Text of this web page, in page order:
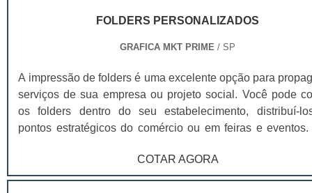
FOLDERS PERSONALIZADOS
GRAFICA MKT PRIME / SP
A impressão de folders é uma excelente opção para
serviços de sua empresa ou projeto social. Você pode
os folders dentro do seu estabelecimento, distribuí-
pontos estratégicos do comércio ou em feiras e eventos.
especializados em diagramação e comunicação visual,
coletar as informações essenciais de sua empresa e
COTAR AGORA